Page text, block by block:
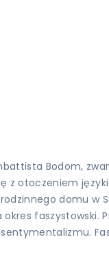
Bodom,
z otoczeniem
rodzinnego domu